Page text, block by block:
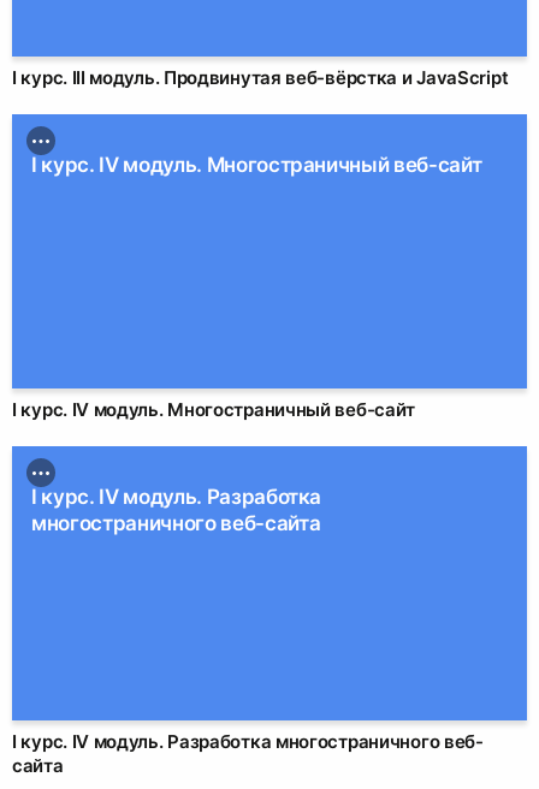
I курс. III модуль. Продвинутая веб-вёрстка и JavaScript
I курс. IV модуль. Многостраничный веб-сайт
I курс. IV модуль. Многостраничный веб-сайт
I курс. IV модуль. Разработка
многостраничного веб-сайта
I курс. IV модуль. Разработка многостраничного веб-
сайта